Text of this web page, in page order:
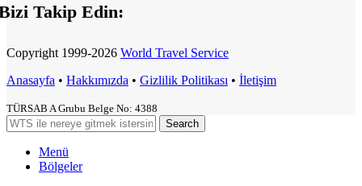
Takip Edin:
Copyright 1999-2026 World Travel Service
Anasayfa • Hakkımızda • Gizlilik Politikası • İletişim
TÜRSAB A Grubu Belge No: 4388
Search
Menü
Bölgeler